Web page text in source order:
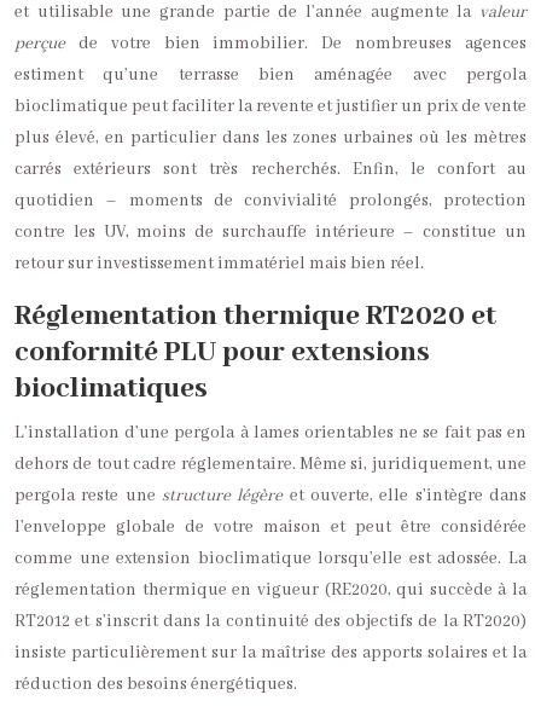
et utilisable une grande partie de l’année augmente la valeur
perçuede votre bien immobilier. De nombreuses agences
estiment qu’une terrasse bien aménagée avec pergola
bioclimatique peut faciliter la revente et justifier un prix de vente
plus élevé, en particulier dans les zones urbaines où les mètres
carrés extérieurs sont très recherchés. Enfin, le confort au
quotidien – moments de convivialité prolongés, protection
contre les UV, moins de surchauffe intérieure – constitue un
retour sur investissement immatériel mais bien réel.
Réglementation thermique RT2020 et
conformité PLU pour extensions
bioclimatiques
L’installation d’une pergola à lames orientables ne se fait pas en
dehors de tout cadre réglementaire. Même si, juridiquement, une
pergola reste une structure légèreet ouverte, elle s’intègre dans
l’enveloppe globale de votre maison et peut être considérée
comme une extension bioclimatique lorsqu’elle est adossée. La
réglementation thermique en vigueur (RE2020, qui succède à la
RT2012 et s’inscrit dans la continuité des objectifs de la RT2020)
insiste particulièrement sur la maîtrise des apports solaires et la
réduction des besoins énergétiques.